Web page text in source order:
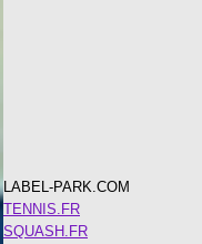
LABEL-PARK.COM
TENNIS.FR
SQUASH.FR